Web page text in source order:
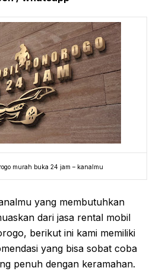
murah buka 24 jam – kanalmu
yang membutuhkan
dari jasa rental mobil
berikut ini kami memiliki
yang bisa sobat coba
penuh dengan keramahan.